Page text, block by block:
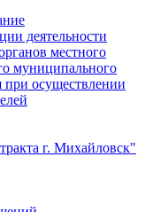
деятельности
местного
муниципального
при осуществлении
г. Михайловск"